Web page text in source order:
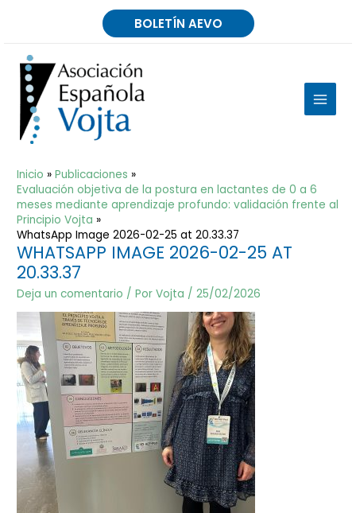
BOLETÍN AEVO
MAIN
Inicio
Publicaciones
Evaluación objetiva de la postura en lactantes de 0 a 6
meses mediante aprendizaje profundo: validación frente al
Principio Vojta
WhatsApp Image 2026-02-25 at 20.33.37
WHATSAPP IMAGE 2026-02-25 AT
20.33.37
Deja un comentario / PorVojta /25/02/2026